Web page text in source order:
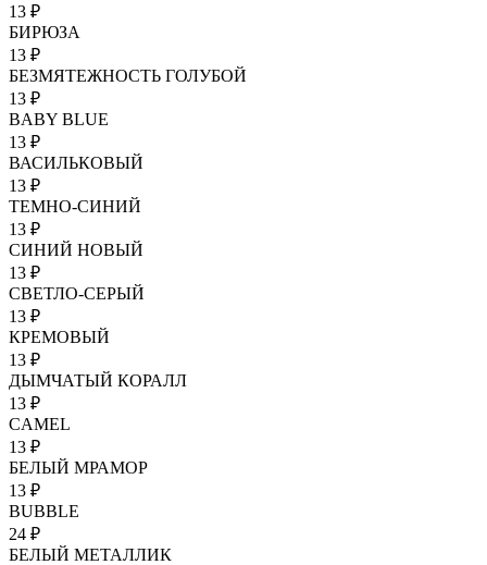
13 ₽
БИРЮЗА
13 ₽
БЕЗМЯТЕЖНОСТЬ ГОЛУБОЙ
13 ₽
BABY BLUE
13 ₽
ВАСИЛЬКОВЫЙ
13 ₽
ТЕМНО-СИНИЙ
13 ₽
СИНИЙ НОВЫЙ
13 ₽
СВЕТЛО-СЕРЫЙ
13 ₽
КРЕМОВЫЙ
13 ₽
ДЫМЧАТЫЙ КОРАЛЛ
13 ₽
CAMEL
13 ₽
БЕЛЫЙ МРАМОР
13 ₽
BUBBLE
24 ₽
БЕЛЫЙ МЕТАЛЛИК